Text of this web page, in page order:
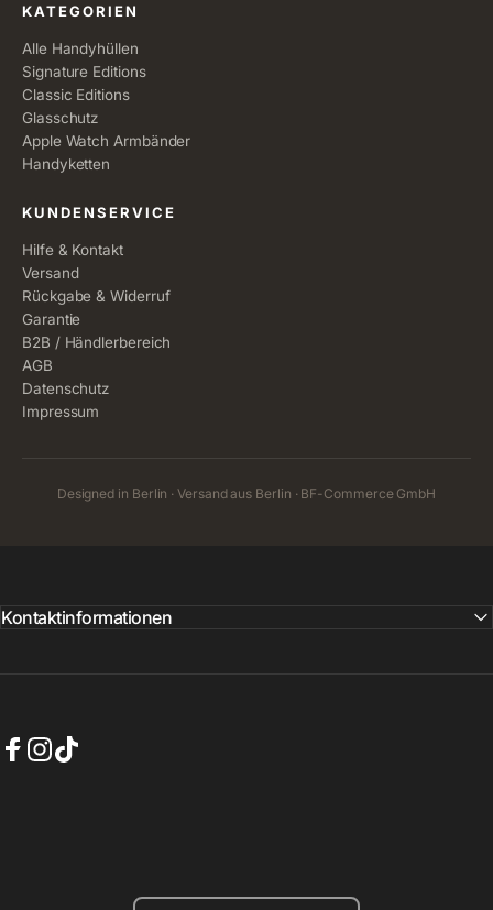
KATEGORIEN
Alle Handyhüllen
Signature Editions
Classic Editions
Glasschutz
Apple Watch Armbänder
Handyketten
KUNDENSERVICE
Hilfe & Kontakt
Versand
Rückgabe & Widerruf
Garantie
B2B / Händlerbereich
AGB
Datenschutz
Impressum
Designed in Berlin · Versand aus Berlin · BF-Commerce GmbH
Kontaktinformationen